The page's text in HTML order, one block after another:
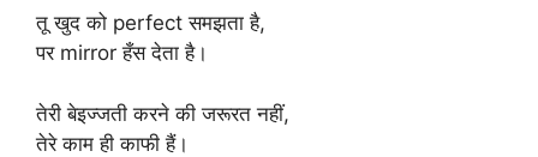
तू खुद को perfect समझता है,
पर mirror हँस देता है।
तेरी बेइज्जती करने की जरूरत नहीं,
तेरे काम ही काफी हैं।